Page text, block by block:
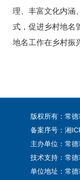
理、丰富文化内涵
式，促进乡村地名
地名工作在乡村振
版权所有：常
备案序号： 湘
主办单位：常
技术支持：常德
单位地址：常